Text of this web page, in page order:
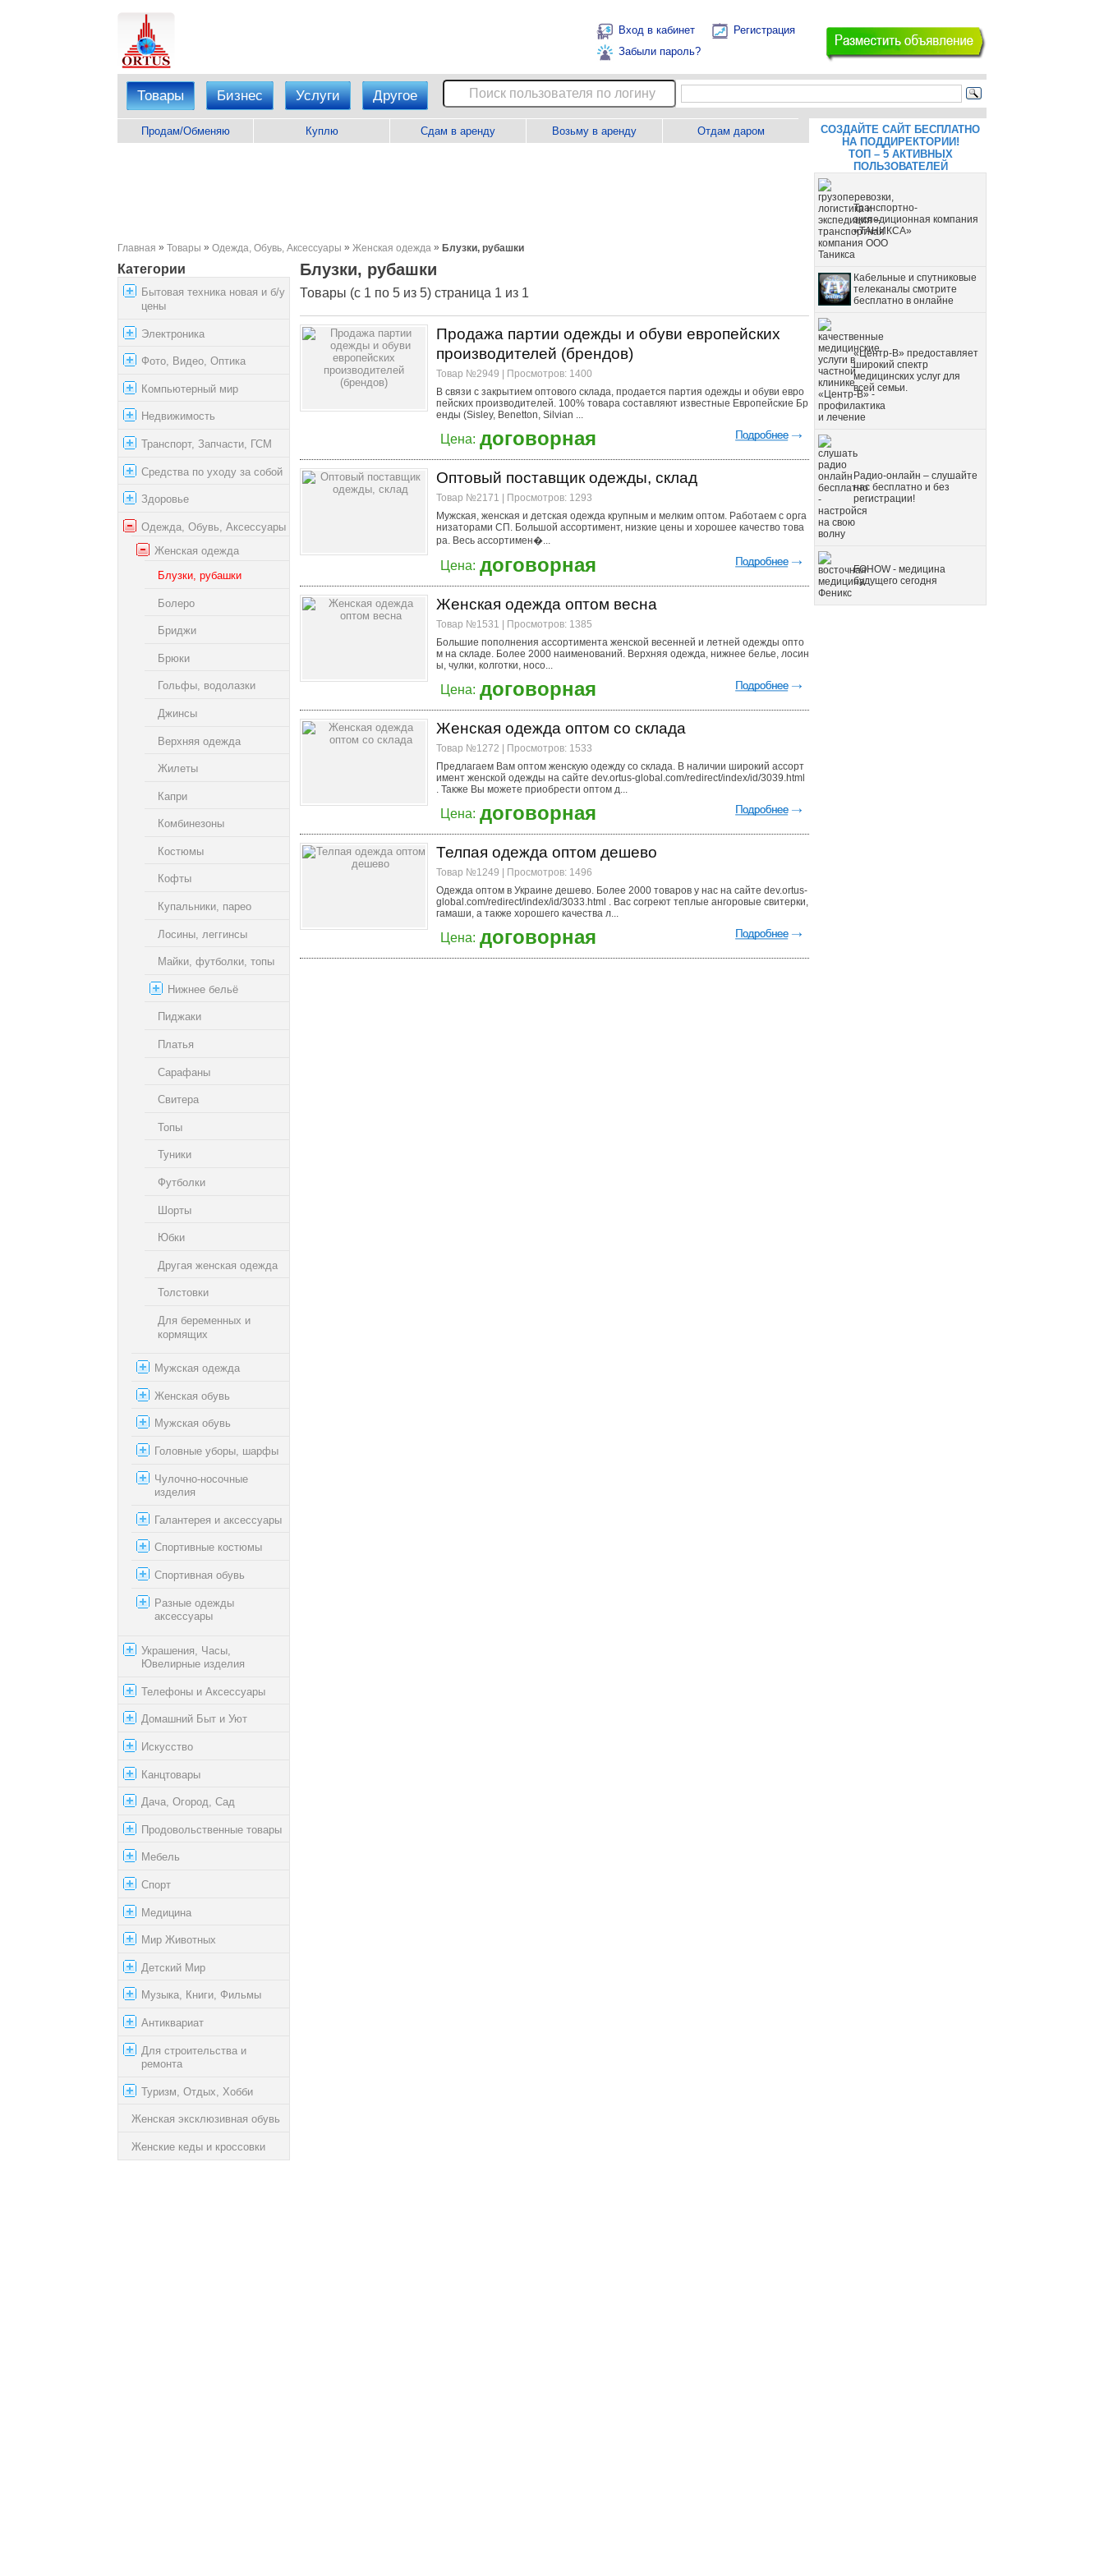
Вход в кабинет
Регистрация
Забыли пароль?
Товары Бизнес Услуги Другое
Продам/Обменяю Куплю Сдам в аренду Возьму в аренду Отдам даром
Главная » Товары » Одежда, Обувь, Аксессуары » Женская одежда » Блузки, рубашки
Категории
Бытовая техника новая и б/у
цены
Электроника
Фото, Видео, Оптика
Компьютерный мир
Недвижимость
Транспорт, Запчасти, ГСМ
Средства по уходу за собой
Здоровье
Одежда, Обувь, Аксессуары
Женская одежда
Блузки, рубашки
Болеро
Бриджи
Брюки
Гольфы, водолазки
Джинсы
Верхняя одежда
Жилеты
Капри
Комбинезоны
Костюмы
Кофты
Купальники, парео
Лосины, леггинсы
Майки, футболки, топы
Нижнее бельё
Пиджаки
Платья
Сарафаны
Свитера
Топы
Туники
Футболки
Шорты
Юбки
Другая женская одежда
Толстовки
Для беременных и
кормящих
Мужская одежда
Женская обувь
Мужская обувь
Головные уборы, шарфы
Чулочно-носочные
изделия
Галантерея и аксессуары
Спортивные костюмы
Спортивная обувь
Разные одежды
аксессуары
Украшения, Часы,
Ювелирные изделия
Телефоны и Аксессуары
Домашний Быт и Уют
Искусство
Канцтовары
Дача, Огород, Сад
Продовольственные товары
Мебель
Спорт
Медицина
Мир Животных
Детский Мир
Музыка, Книги, Фильмы
Антиквариат
Для строительства и
ремонта
Туризм, Отдых, Хобби
Женская эксклюзивная обувь
Женские кеды и кроссовки
Блузки, рубашки
Товары (с 1 по 5 из 5) страница 1 из 1
Продажа партии одежды и обуви европейских
производителей (брендов)
Товар №2949 | Просмотров: 1400
В связи с закрытием оптового склада, продается партия одежды и обуви евро
пейских производителей. 100% товара составляют известные Европейские Бр
енды (Sisley, Benetton, Silvian ...
Цена: договорная
Оптовый поставщик одежды, склад
Товар №2171 | Просмотров: 1293
Мужская, женская и детская одежда крупным и мелким оптом. Работаем с орга
низаторами СП. Большой ассортимент, низкие цены и хорошее качество това
ра. Весь ассортимен�...
Цена: договорная
Женская одежда оптом весна
Товар №1531 | Просмотров: 1385
Большие пополнения ассортимента женской весенней и летней одежды опто
м на складе. Более 2000 наименований. Верхняя одежда, нижнее белье, лосин
ы, чулки, колготки, носо...
Цена: договорная
Женская одежда оптом со склада
Товар №1272 | Просмотров: 1533
Предлагаем Вам оптом женскую одежду со склада. В наличии широкий ассорт
имент женской одежды на сайте dev.ortus-global.com/redirect/index/id/3039.html
. Также Вы можете приобрести оптом д...
Цена: договорная
Телпая одежда оптом дешево
Товар №1249 | Просмотров: 1496
Одежда оптом в Украине дешево. Более 2000 товаров у нас на сайте dev.ortus-
global.com/redirect/index/id/3033.html . Вас согреют теплые ангоровые свитерки,
гамаши, а также хорошего качества л...
Цена: договорная
СОЗДАЙТЕ САЙТ БЕСПЛАТНО
НА ПОДДИРЕКТОРИИ!
ТОП – 5 АКТИВНЫХ
ПОЛЬЗОВАТЕЛЕЙ
Транспортно-
экспедиционная компания
«ТАНИКСА»
Кабельные и спутниковые
телеканалы смотрите
бесплатно в онлайне
«Центр-В» предоставляет
широкий спектр
медицинских услуг для
всей семьи.
Радио-онлайн – слушайте
нас бесплатно и без
регистрации!
FOHOW - медицина
будущего сегодня